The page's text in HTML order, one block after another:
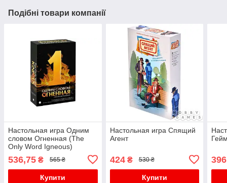
Подібні товари компанії
Настольная игра Одним
словом Огненная (The
Only Word Igneous)
536,75 ₴ 565 ₴
Купити
Настольная игра Спящий
Агент
424₴ 530 ₴
Купити
396